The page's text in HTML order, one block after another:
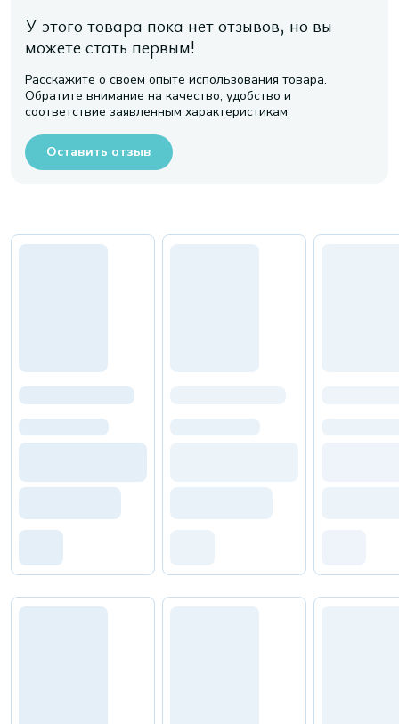
У этого товара пока нет отзывов, но вы
можете стать первым!
Расскажите о своем опыте использования товара.
Обратите внимание на качество, удобство и
соответствие заявленным характеристикам
Оставить отзыв